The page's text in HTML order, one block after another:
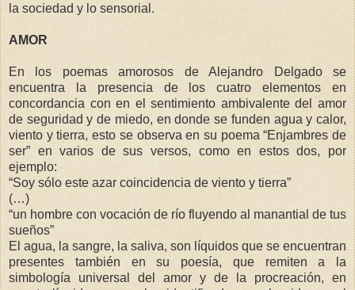
la sociedad y lo sensorial.
AMOR
En los poemas amorosos de Alejandro Delgado se
encuentra la presencia de los cuatro elementos en
concordancia con en el sentimiento ambivalente del amor
de seguridad y de miedo, en donde se funden agua y calor,
viento y tierra, esto se observa en su poema “Enjambres de
ser” en varios de sus versos, como en estos dos, por
ejemplo:
“Soy sólo este azar coincidencia de viento y tierra”
(…)
“un hombre con vocación de río fluyendo al manantial de tus
sueños”
El agua, la sangre, la saliva, son líquidos que se encuentran
presentes también en su poesía, que remiten a la
simbología universal del amor y de la procreación, en